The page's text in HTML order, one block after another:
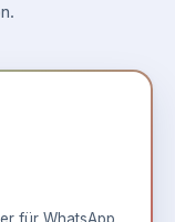
für WhatsApp